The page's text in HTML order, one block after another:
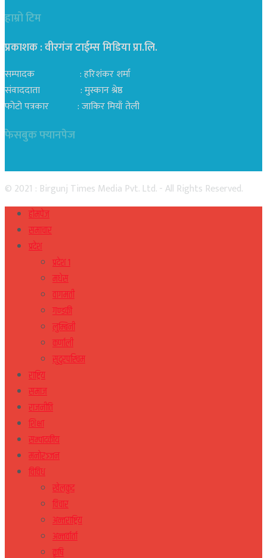
हाम्रो टिम
प्रकाशक : वीरगंज टाईम्स मिडिया प्रा‍.लि.
सम्पादक : हरिशंकर शर्मा
संवाददाता : मुस्कान श्रेष्ठ
फोटो पत्रकार : जाकिर मियाँ तेली
फेसबुक फ्यानपेज
© 2021 : Birgunj Times Media Pvt. Ltd. - All Rights Reserved.
होमपेज
समाचार
प्रदेश
प्रदेश १
मधेस
वागमती
गण्डकी
लुम्बिनी
कर्णाली
सुदुरपस्चिम
राष्ट्रिय
समाज
राजनीति
शिक्षा
सम्पादकीय
मनोरञ्जन
विविध
खेलकुद
विचार
अन्तराष्ट्रिय
अन्तर्वार्ता
कृषि